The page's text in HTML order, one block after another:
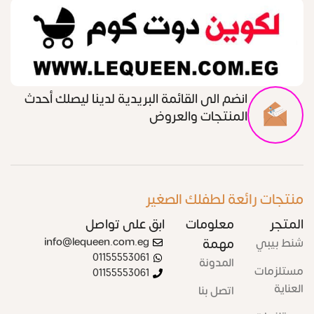
انضم الى القائمة البريدية لدينا ليصلك أحدث
المنتجات والعروض
منتجات رائعة لطفلك الصغير
المتجر
شنط بيبي
مستلزمات
العناية
معلومات
مهمة
المدونة
اتصل بنا
ابق على تواصل
info@lequeen.com.eg
01155553061
01155553061